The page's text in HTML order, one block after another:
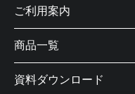
ご利用案内
商品一覧
資料ダウンロード